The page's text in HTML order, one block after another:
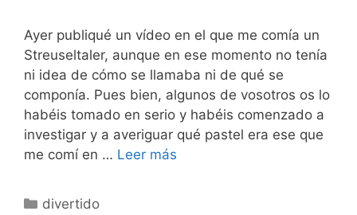
Ayer publiqué un vídeo en el que me comía un
Streuseltaler, aunque en ese momento no tenía
ni idea de cómo se llamaba ni de qué se
componía. Pues bien, algunos de vosotros os lo
habéis tomado en serio y habéis comenzado a
investigar y a averiguar qué pastel era ese que
me comí en … Leer más
Categorías
divertido